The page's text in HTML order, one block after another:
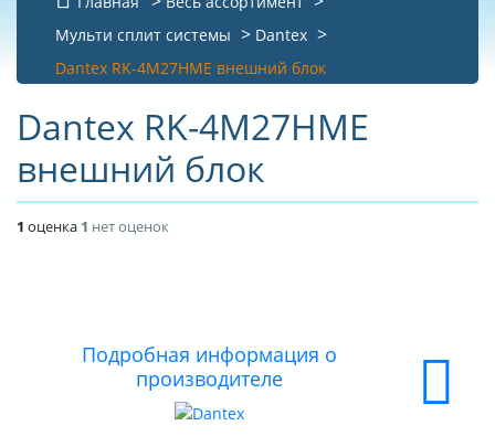
КАТАЛОГ
АКЦИИ И РАСПРОДАЖИ
БИБЛИОТЕКА
НОВОСТИ
ОПЛАТА
Мульти сплит системы
Dantex
Dantex RK-4M27HME внешний блок
Dantex RK-4M27HME
внешний блок
1 оценка 1 нет оценок
Подробная информация о
производителе